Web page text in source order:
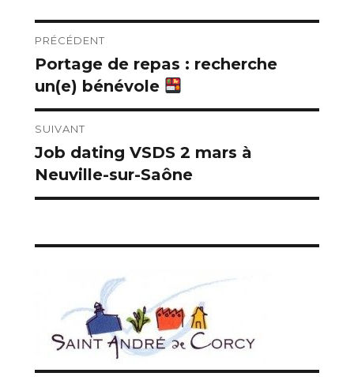
Navigation
de
l’article
PRÉCÉDENT
Publication
précédente :
Portage de repas : recherche
un(e) bénévole
SUIVANT
Publication
suivante :
Job dating VSDS 2 mars à
Neuville-sur-Saône